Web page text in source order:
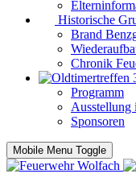
Historische
Brand
Chronik
Programm
Ausstellung
Sponsoren
Mobile Menu Toggle